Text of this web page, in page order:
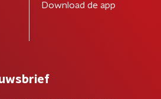
Download de app